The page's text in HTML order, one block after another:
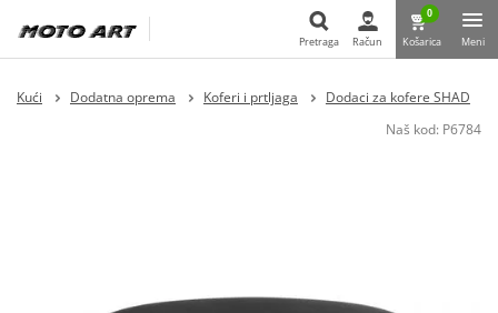
Pretraga
Pretraga Račun
0
Košarica Meni
Kući Dodatna oprema Koferi i prtljaga
Dodaci za kofere SHAD
Naš kod: P6784